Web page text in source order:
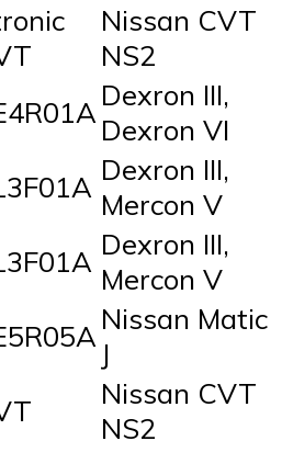
Nissan CVT
NS2
Dexron III,
Dexron VI
Dexron III,
Mercon V
Dexron III,
Mercon V
Nissan Matic
J
Nissan CVT
NS2